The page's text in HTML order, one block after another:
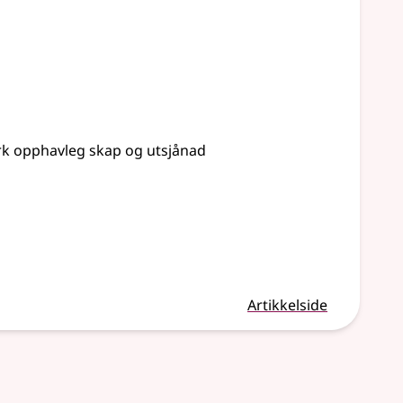
opphavleg skap og utsjånad
Artikkelside